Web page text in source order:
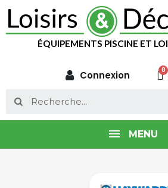
ÉQUIPEMENTS PISCINE ET
Connexion
MENU